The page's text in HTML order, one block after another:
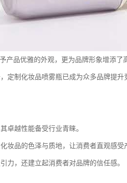
产品优雅的外观，更为品牌形象增添了
定制化妆品喷雾瓶已成为众多品牌提升
卓越性能备受行业青睐。
妆品的色泽与质地，让消费者直观感受
力，还建立起消费者对品牌的信任感。